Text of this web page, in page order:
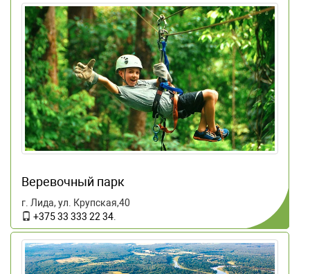
Веревочный парк
г. Лида, ул. Крупская,40
+375 33 333 22 34